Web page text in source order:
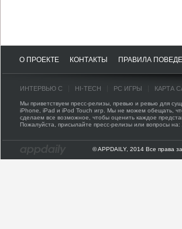
О ПРОЕКТЕ КОНТАКТЫ ПРАВИЛА
ИНТЕРВЬЮ С HI-TECH PC ИГРЫ КАРТА
Мы приветствуем пресс-релизы, превью и ревью для
iPhone, iPad и iPod Touch игр. Мы не можем обещать,
сделаем все возможное, чтобы оценить каждое
Пожалуйста, присылайте пресс-релизы или вопросы на:
© APPDAILY, 2014 Все права